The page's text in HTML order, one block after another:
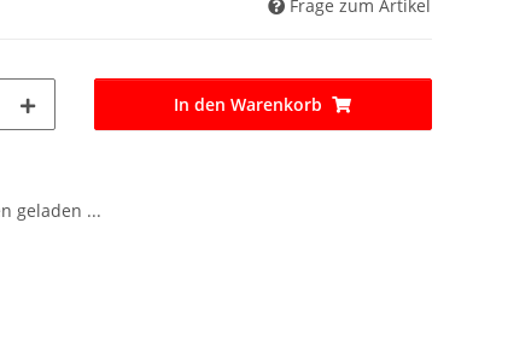
Frage zum Artikel
In den Warenkorb
geladen ...